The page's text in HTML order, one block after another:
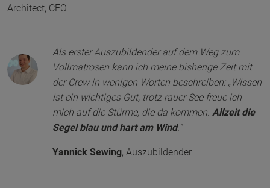
Architect, CEO
Als erster Auszubildender auf dem Weg zum
Vollmatrosen kann ich meine bisherige Zeit mit
der Crew in wenigen Worten beschreiben: „Wissen
ist ein wichtiges Gut, trotz rauer See freue ich
mich auf die Stürme, die da kommen. Allzeit die
Segel blau und hart am Wind.“
Yannick Sewing, Auszubildender